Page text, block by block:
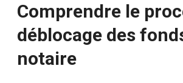
Comprendre le
déblocage des
notaire